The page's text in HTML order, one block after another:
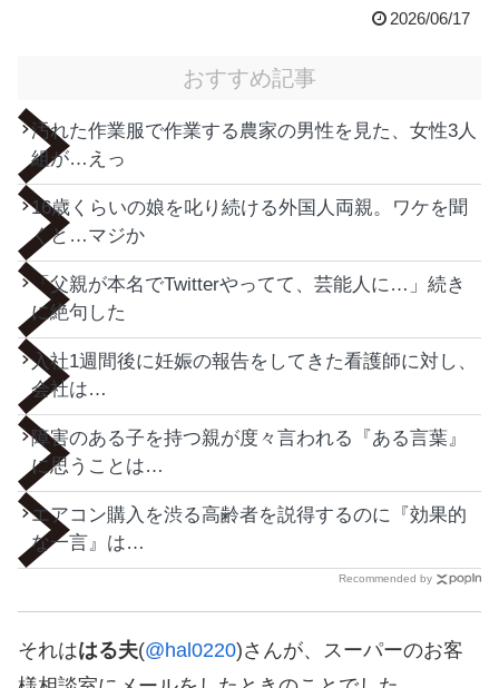
2026/06/17
おすすめ記事
汚れた作業服で作業する農家の男性を見た、女性3人
組が…えっ
16歳くらいの娘を叱り続ける外国人両親。ワケを聞
くと…マジか
「父親が本名でTwitterやってて、芸能人に…」続き
に絶句した
入社1週間後に妊娠の報告をしてきた看護師に対し、
会社は…
障害のある子を持つ親が度々言われる『ある言葉』
に思うことは…
エアコン購入を渋る高齢者を説得するのに『効果的
な一言』は…
Recommended by
それははる夫(@hal0220)さんが、スーパーのお客